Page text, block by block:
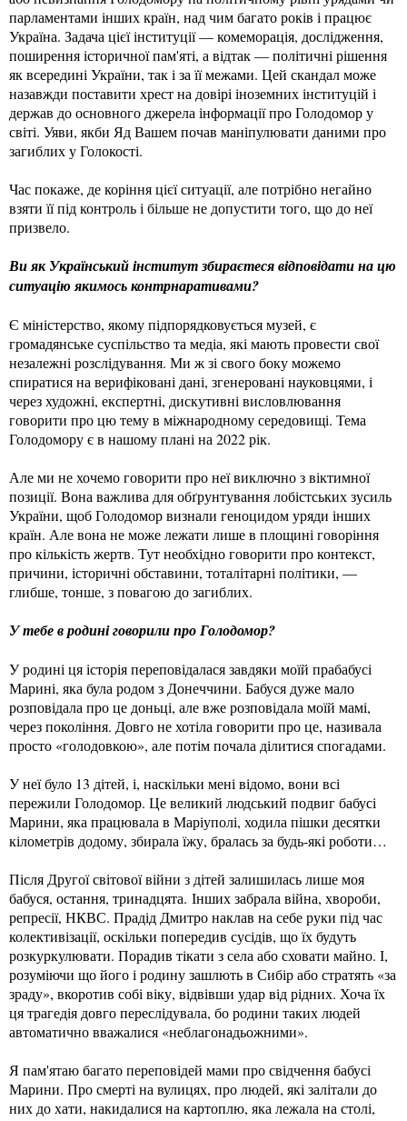
парламентами інших країн, над чим багато років і працює
Україна. Задача цієї інституції — комеморація, дослідження,
поширення історичної пам'яті, а відтак — політичні рішення
як всередині України, так і за її межами. Цей скандал може
назавжди поставити хрест на довірі іноземних інституцій і
держав до основного джерела інформації про Голодомор у
світі. Уяви, якби Яд Вашем почав маніпулювати даними про
загиблих у Голокості.
Час покаже, де коріння цієї ситуації, але потрібно негайно
взяти її під контроль і більше не допустити того, що до неї
призвело.
Ви як Український інститут збираєтеся відповідати на цю
ситуацію якимось контрнаративами?
Є міністерство, якому підпорядковується музей, є
громадянське суспільство та медіа, які мають провести свої
незалежні розслідування. Ми ж зі свого боку можемо
спиратися на верифіковані дані, згенеровані науковцями, і
через художні, експертні, дискутивні висловлювання
говорити про цю тему в міжнародному середовищі. Тема
Голодомору є в нашому плані на 2022 рік.
Але ми не хочемо говорити про неї виключно з віктимної
позиції. Вона важлива для обґрунтування лобістських зусиль
України, щоб Голодомор визнали геноцидом уряди інших
країн. Але вона не може лежати лише в площині говоріння
про кількість жертв. Тут необхідно говорити про контекст,
причини, історичні обставини, тоталітарні політики, —
глибше, тонше, з повагою до загиблих.
У тебе в родині говорили про Голодомор?
У родині ця історія переповідалася завдяки моїй прабабусі
Марині, яка була родом з Донеччини. Бабуся дуже мало
розповідала про це доньці, але вже розповідала моїй мамі,
через покоління. Довго не хотіла говорити про це, називала
просто «голодовкою», але потім почала ділитися спогадами.
У неї було 13 дітей, і, наскільки мені відомо, вони всі
пережили Голодомор. Це великий людський подвиг бабусі
Марини, яка працювала в Маріуполі, ходила пішки десятки
кілометрів додому, збирала їжу, бралась за будь-які роботи…
Після Другої світової війни з дітей залишилась лише моя
бабуся, остання, тринадцята. Інших забрала війна, хвороби,
репресії, НКВС. Прадід Дмитро наклав на себе руки під час
колективізації, оскільки попередив сусідів, що їх будуть
розкуркулювати. Порадив тікати з села або сховати майно. І,
розуміючи що його і родину зашлють в Сибір або стратять «за
зраду», вкоротив собі віку, відвівши удар від рідних. Хоча їх
ця трагедія довго переслідувала, бо родини таких людей
автоматично вважалися «неблагонадьожними».
Я пам'ятаю багато переповідей мами про свідчення бабусі
Марини. Про смерті на вулицях, про людей, які залітали до
них до хати, накидалися на картоплю, яка лежала на столі,